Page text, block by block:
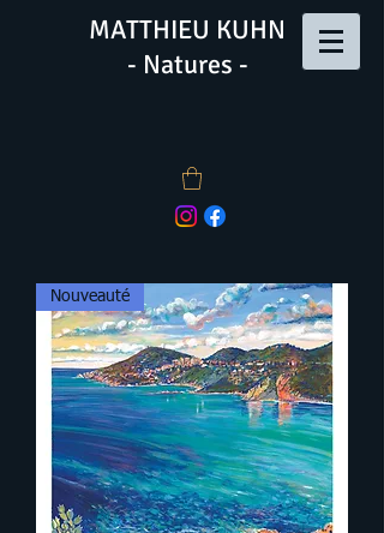
MATTHIEU KUHN
- Natures -
Nouveauté